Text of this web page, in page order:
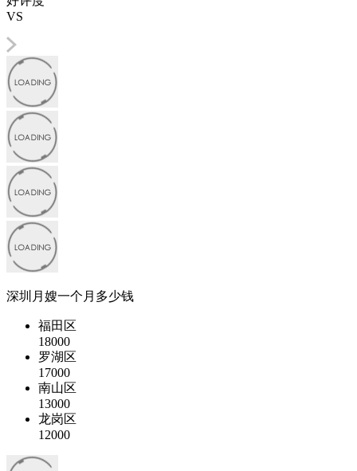
VS
深圳月嫂一个月多少钱
福田区
18000
罗湖区
17000
南山区
13000
龙岗区
12000